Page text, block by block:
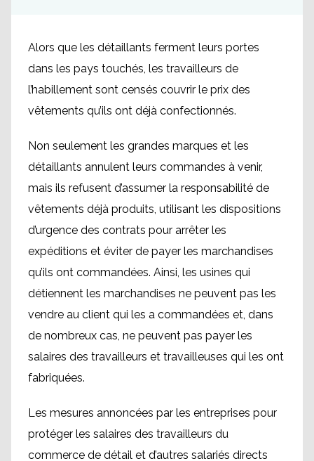
Alors que les détaillants ferment leurs portes
dans les pays touchés, les travailleurs de
l’habillement sont censés couvrir le prix des
vêtements qu’ils ont déjà confectionnés.
Non seulement les grandes marques et les
détaillants annulent leurs commandes à venir,
mais ils refusent d’assumer la responsabilité de
vêtements déjà produits, utilisant les dispositions
d’urgence des contrats pour arrêter les
expéditions et éviter de payer les marchandises
qu’ils ont commandées. Ainsi, les usines qui
détiennent les marchandises ne peuvent pas les
vendre au client qui les a commandées et, dans
de nombreux cas, ne peuvent pas payer les
salaires des travailleurs et travailleuses qui les ont
fabriquées.
Les mesures annoncées par les entreprises pour
protéger les salaires des travailleurs du
commerce de détail et d’autres salariés directs